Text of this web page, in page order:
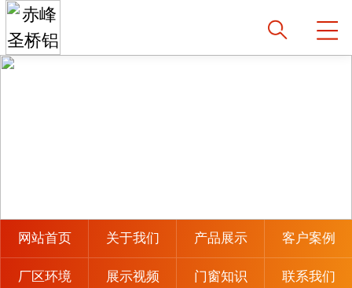
网站首页 关于我们 产品展示 客户案例
厂区环境 展示视频 门窗知识 联系我们